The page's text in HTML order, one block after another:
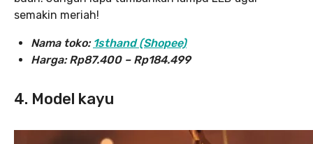
semakin meriah!
Nama toko: 1sthand (Shopee)
Harga: Rp87.400 – Rp184.499
4. Model kayu